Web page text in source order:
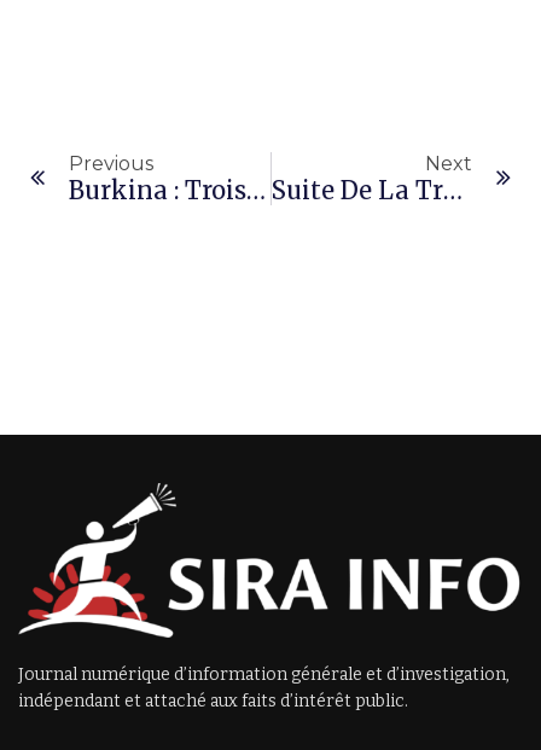
Previous
Burkina : Trois Enseignants-Chercheurs Licenciés De La Fonction Publique Dont Moussa Diallo De La CGT-B
Next
Suite De La Transition/Burkina: Les Députés Proposent La Convocation Des Forces Vives De La Nation Pour Décider
Journal numérique d’information générale et d’investigation,
indépendant et attaché aux faits d’intérêt public.